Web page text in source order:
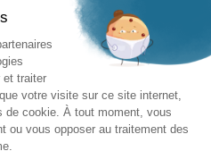
Nos conseils - Blog
Retour & SAV
L'enseigne